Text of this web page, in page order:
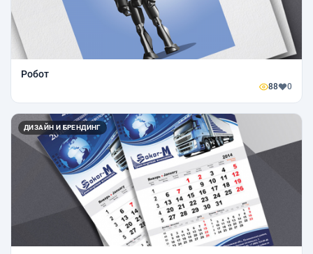
Робот
88 0
ДИЗАЙН И БРЕНДИНГ